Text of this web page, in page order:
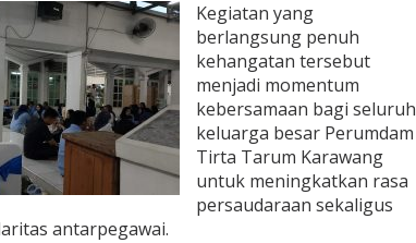
a
w
n
g
B
u
k
P
Kegiatan yang
berlangsung penuh
kehangatan tersebut
menjadi momentum
kebersamaan bagi seluruh
keluarga besar Perumdam
Tirta Tarum Karawang
untuk meningkatkan rasa
persaudaraan sekaligus
antarpegawai.